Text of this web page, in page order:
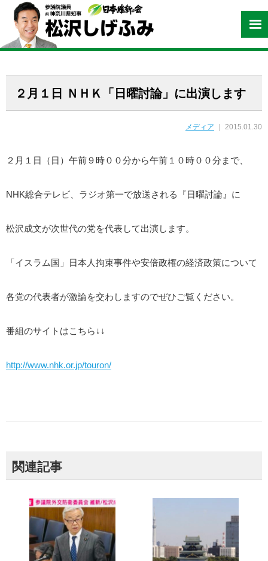
２月１日 ＮＨＫ「日曜討論」に出演します
メディア ｜ 2015.01.30
２月１日（日）午前９時００分から午前１０時００分まで、
NHK総合テレビ、ラジオ第一で放送される『日曜討論』に
松沢成文が次世代の党を代表して出演します。
「イスラム国」日本人拘束事件や安倍政権の経済政策について
各党の代表者が激論を交わしますのでぜひご覧ください。
番組のサイトはこちら↓↓
http://www.nhk.or.jp/touron/
関連記事